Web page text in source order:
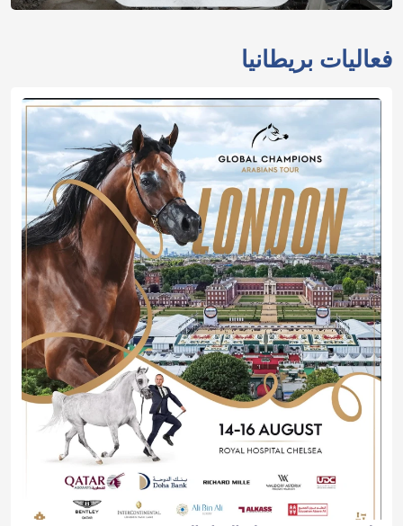
لندن تستضيف جولة الجياد العربية 2026
2026-08-14 10:00:00